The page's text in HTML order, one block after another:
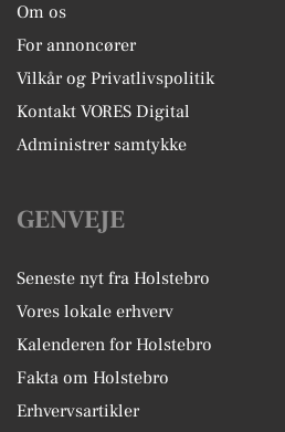
Om os
For annoncører
Vilkår og Privatlivspolitik
Kontakt VORES Digital
Administrer samtykke
GENVEJE
Seneste nyt fra Holstebro
Vores lokale erhverv
Kalenderen for Holstebro
Fakta om Holstebro
Erhvervsartikler